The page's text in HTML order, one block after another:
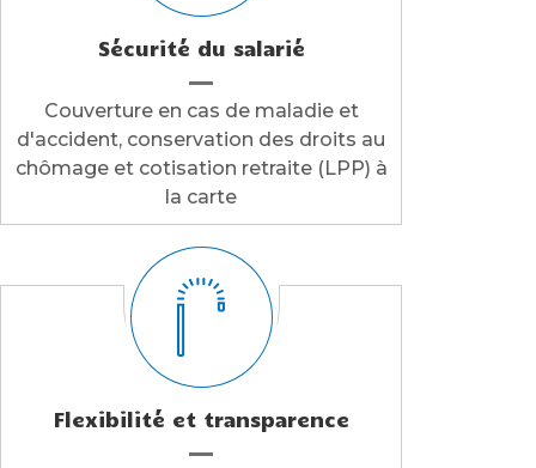
Sécurité du salarié
Couverture en cas de maladie et
d'accident, conservation des droits au
chômage et cotisation retraite (LPP) à
la carte
Flexibilité et transparence